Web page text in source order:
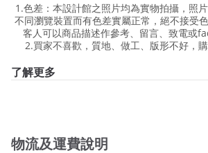
1.色差：本設計館之照片均為實物拍攝，照
不同瀏覽裝置而有色差實屬正常，絕不接受
客人可以商品描述作參考、留言、致電或
2.買家不喜歡，質地、做工、版形不好，購
了解更多
物流及運費說明